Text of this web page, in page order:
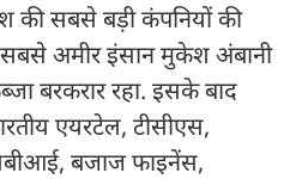
की सबसे बड़ी कंपनियों की
अमीर इंसान मुकेश अंबानी
बरकरार रहा. इसके बाद
एयरटेल, टीसीएस,
बजाज फाइनेंस,